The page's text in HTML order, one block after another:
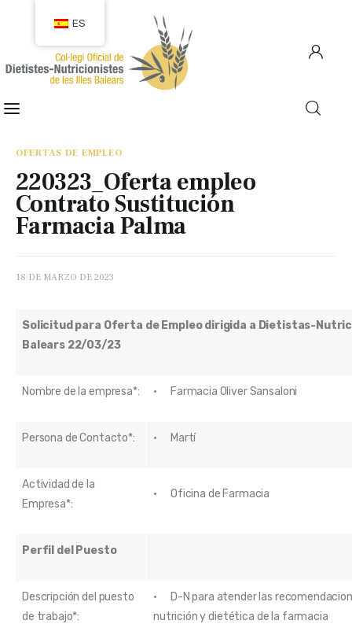
COLEGIADOS
EMPLEO
CIUDADANÍA
RECURSOS
OFERTAS DE EMPLEO
220323_Oferta empleo
Contrato Sustitución
Farmacia Palma
18 DE MARZO DE 2023
Solicitud para Oferta de Empleo dirigida a Dietistas-
Balears 22/03/23
Nombre de la empresa*: · Farmacia Oliver Sansaloni
Persona de Contacto*: · Martí
Actividad de la
Empresa*:
· Oficina de Farmacia
Perfil del Puesto
Descripción del puesto
de trabajo*:
· D-N para atender las
nutrición y dietética de la farmacia
ES